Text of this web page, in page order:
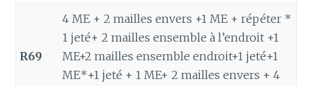
R69
4 ME + 2 mailles envers +1 ME + répéter *
1 jeté+ 2 mailles ensemble à l’endroit +1
ME+2 mailles ensemble endroit+1 jeté+1
ME*+1 jeté + 1 ME+ 2 mailles envers + 4